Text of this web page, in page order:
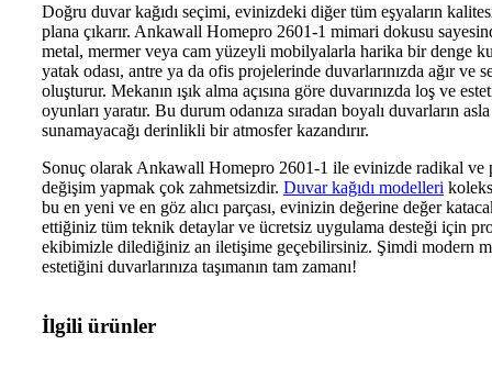
Doğru duvar kağıdı seçimi, evinizdeki diğer tüm eşyaların
plana çıkarır. Ankawall Homepro 2601-1 mimari dokusu
metal, mermer veya cam yüzeyli mobilyalarla harika bir denge
yatak odası, antre ya da ofis projelerinde duvarlarınızda ağır ve
oluşturur. Mekanın ışık alma açısına göre duvarınızda loş ve
oyunları yaratır. Bu durum odanıza sıradan boyalı duvarların asla
sunamayacağı derinlikli bir atmosfer kazandırır.
Sonuç olarak Ankawall Homepro 2601-1 ile evinizde radikal ve
değişim yapmak çok zahmetsizdir. Duvar kağıdı modelleri
bu en yeni ve en göz alıcı parçası, evinizin değerine değer
ettiğiniz tüm teknik detaylar ve ücretsiz uygulama desteği için
ekibimizle dilediğiniz an iletişime geçebilirsiniz. Şimdi modern
estetiğini duvarlarınıza taşımanın tam zamanı!
İlgili ürünler